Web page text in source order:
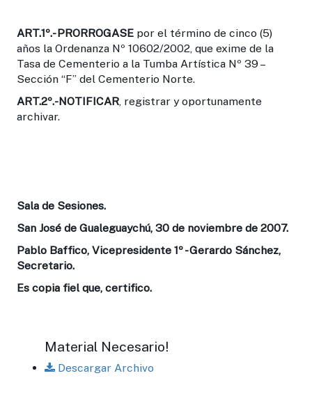
ART.1º.-PRORROGASE por el término de cinco (5)
años la Ordenanza Nº 10602/2002, que exime de la
Tasa de Cementerio a la Tumba Artística Nº 39 –
Sección “F” del Cementerio Norte.
ART.2º.-NOTIFICAR , registrar y oportunamente
archivar.
Sala de Sesiones.
San José de Gualeguaychú, 30 de noviembre de 2007.
Pablo Baffico, Vicepresidente 1º - Gerardo Sánchez,
Secretario.
Es copia fiel que, certifico.
Material Necesario!
Descargar Archivo